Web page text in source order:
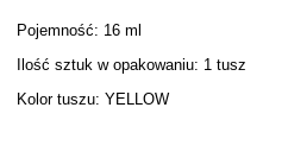
Pojemność: 16 ml
Ilość sztuk w opakowaniu: 1 tusz
Kolor tuszu: YELLOW